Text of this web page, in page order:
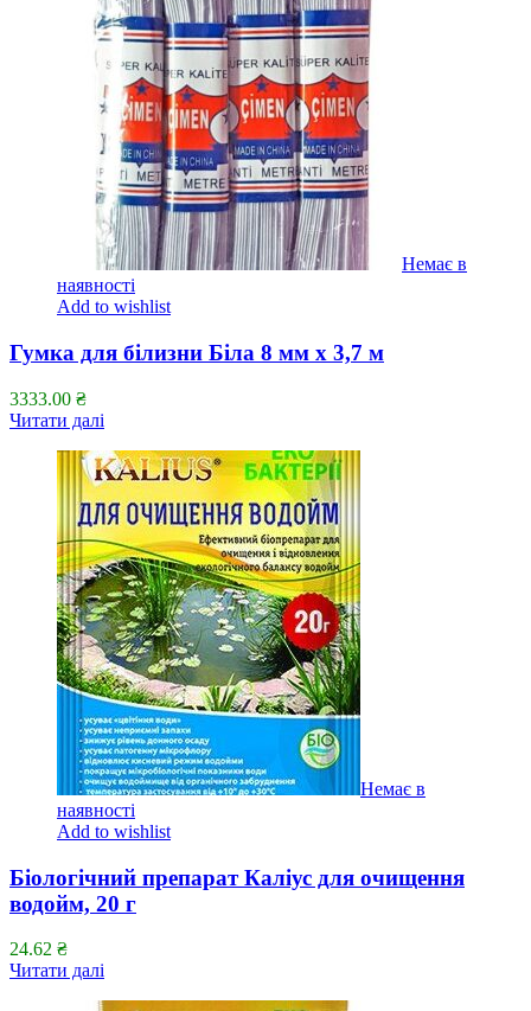
Немає в
наявності
Add to wishlist
Гумка для білизни Біла 8 мм х 3,7 м
3333.00 ₴
Читати далі
Немає в
наявності
Add to wishlist
Біологічний препарат Каліус для очищення
водойм, 20 г
24.62 ₴
Читати далі